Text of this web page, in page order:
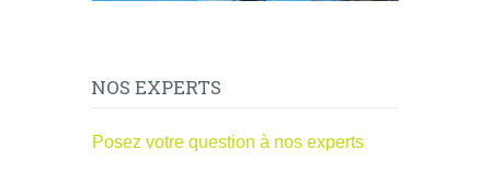
NOS EXPERTS
Posez votre question à nos experts